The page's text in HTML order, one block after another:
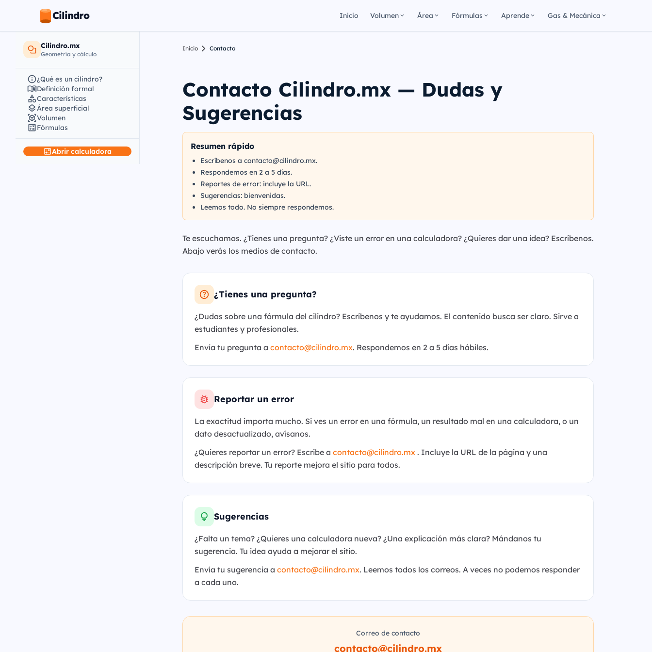
Cilindro Inicio Volumen Área Fórmulas Aprende Gas & Mecánica
Cilindro.mx
Geometría y cálculo
¿Qué es un cilindro?
Definición formal
Características
Área superficial
Volumen
Fórmulas
Abrir calculadora
Inicio Contacto
Contacto Cilindro.mx — Dudas y
Sugerencias
Resumen rápido
Escríbenos a contacto@cilindro.mx.
Respondemos en 2 a 5 días.
Reportes de error: incluye la URL.
Sugerencias: bienvenidas.
Leemos todo. No siempre respondemos.
Te escuchamos. ¿Tienes una pregunta? ¿Viste un error en una calculadora? ¿Quieres dar una idea? Escríbenos.
Abajo verás los medios de contacto.
¿Tienes una pregunta?
¿Dudas sobre una fórmula del cilindro? Escríbenos y te ayudamos. El contenido busca ser claro. Sirve a
estudiantes y profesionales.
Envía tu pregunta a contacto@cilindro.mx. Respondemos en 2 a 5 días hábiles.
Reportar un error
La exactitud importa mucho. Si ves un error en una fórmula, un resultado mal en una calculadora, o un
dato desactualizado, avísanos.
¿Quieres reportar un error? Escribe a contacto@cilindro.mx . Incluye la URL de la página y una
descripción breve. Tu reporte mejora el sitio para todos.
Sugerencias
¿Falta un tema? ¿Quieres una calculadora nueva? ¿Una explicación más clara? Mándanos tu
sugerencia. Tu idea ayuda a mejorar el sitio.
Envía tu sugerencia a contacto@cilindro.mx. Leemos todos los correos. A veces no podemos responder
a cada uno.
Correo de contacto
contacto@cilindro.mx